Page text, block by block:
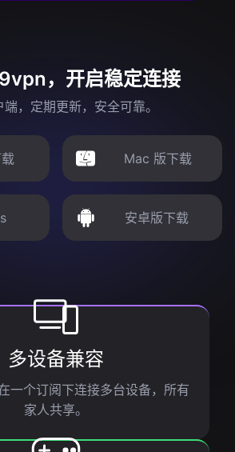
，开启稳定连接
，定期更新，安全可靠。
Mac 版下载
安卓版下载
多设备兼容
一个订阅下连接多台设备，所有
家人共享。